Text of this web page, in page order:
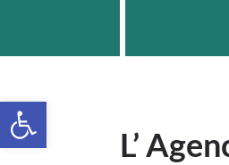
L’
Ouvrir la barre d’outils